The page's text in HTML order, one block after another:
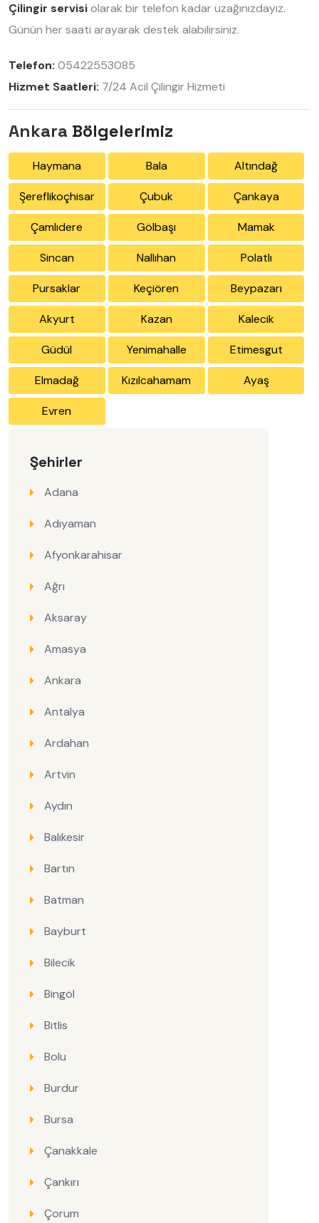
Şehirler
Adana
Adıyaman
Afyonkarahisar
Ağrı
Aksaray
Amasya
Ankara
Antalya
Ardahan
Artvin
Aydın
Balıkesir
Bartın
Batman
Bayburt
Bilecik
Bingöl
Bitlis
Bolu
Burdur
Bursa
Çanakkale
Çankırı
Çorum
Çilingir servisiolarak bir telefon kadar uzağınızdayız.
Günün her saati arayarak destek alabilirsiniz.
Telefon: 05422553085
Hizmet Saatleri: 7/24 Acil Çilingir Hizmeti
Ankara Bölgelerimiz
Haymana Bala Altındağ
Şereflikoçhisar Çubuk Çankaya
Çamlıdere Gölbaşı Mamak
Sincan Nallıhan Polatlı
Pursaklar Keçiören Beypazarı
Akyurt Kazan Kalecik
Güdül Yenimahalle Etimesgut
Elmadağ Kızılcahamam Ayaş
Evren